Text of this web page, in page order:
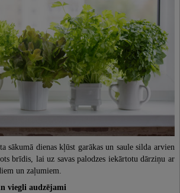
bizness
sākumā dienas kļūst garākas un saule silda arvien
brīdis, lai uz savas palodzes iekārtotu dārziņu ar
un zaļumiem.
viegli audzējami